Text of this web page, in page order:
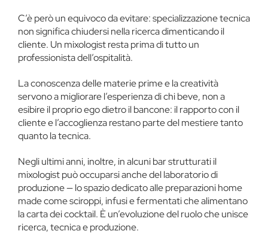
C’è però un equivoco da evitare: specializzazione tecnica
non significa chiudersi nella ricerca dimenticando il
cliente. Un mixologist resta prima di tutto un
professionista dell’ospitalità.
La conoscenza delle materie prime e la creatività
servono a migliorare l’esperienza di chi beve, non a
esibire il proprio ego dietro il bancone: il rapporto con il
cliente e l’accoglienza restano parte del mestiere tanto
quanto la tecnica.
Negli ultimi anni, inoltre, in alcuni bar strutturati il
mixologist può occuparsi anche del laboratorio di
produzione — lo spazio dedicato alle preparazioni home
made come sciroppi, infusi e fermentati che alimentano
la carta dei cocktail. È un’evoluzione del ruolo che unisce
ricerca, tecnica e produzione.